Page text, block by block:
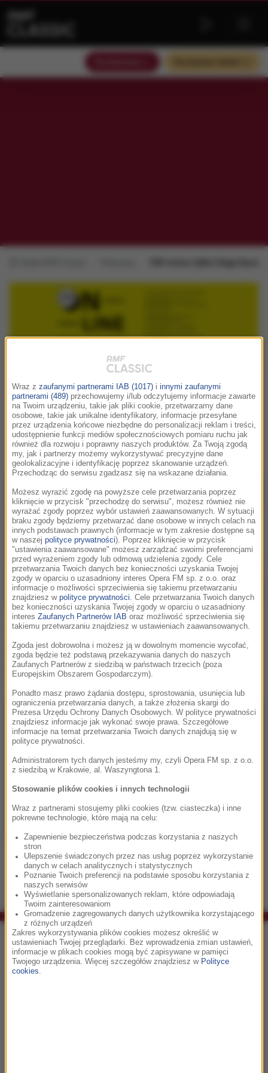
FMF online | Q&A | Diego Navarro
Dzisiejszym gościem naszego Q&A jest Dyrektor
Artystyczny Fimucité, jeden z największych przyjaciół
naszego festiwalu, Ambasador FMF, kompozytor,
dyrygent – Diego Navarro!
Rozmowę poprowadziła Jadwiga Polus z RMF Classic :)
Dziś o 20.00 zapraszamy na retransmisję koncertu All Is Film
Music: 10. FMF Gala Jubileuszowa (2017) z udziałem Diego
Navarro!
Co było grane w RMF Classic?
04:48
Wraz z zaufanymi partnerami IAB (1017) i innymi zaufanymi
partnerami (489) przechowujemy i/lub odczytujemy informacje zawarte
na Twoim urządzeniu, takie jak pliki cookie, przetwarzamy dane
osobowe, takie jak unikalne identyfikatory, informacje przesyłane
przez urządzenia końcowe niezbędne do personalizacji reklam i treści,
udostępnienie funkcji mediów społecznościowych pomiaru ruchu jak
również dla rozwoju i poprawny naszych produktów. Za Twoją zgodą
my, jak i partnerzy możemy wykorzystywać precyzyjne dane
geolokalizacyjne i identyfikację poprzez skanowanie urządzeń.
Przechodząc do serwisu zgadzasz się na wskazane działania.
Możesz wyrazić zgodę na powyższe cele przetwarzania poprzez
kliknięcie w przycisk "przechodzę do serwisu", możesz również nie
wyrażać zgody poprzez wybór ustawień zaawansowanych. W sytuacji
braku zgody będziemy przetwarzać dane osobowe w innych celach na
innych podstawach prawnych (informacje w tym zakresie dostępne są
w naszej polityce prywatności). Poprzez kliknięcie w przycisk
"ustawienia zaawansowane" możesz zarządzać swoimi preferencjami
przed wyrażeniem zgody lub odmową udzielenia zgody. Cele
przetwarzania Twoich danych bez konieczności uzyskania Twojej
zgody w oparciu o uzasadniony interes Opera FM sp. z o.o. oraz
informacje o możliwości sprzeciwienia się takiemu przetwarzaniu
znajdziesz w polityce prywatności. Cele przetwarzania Twoich danych
bez konieczności uzyskania Twojej zgody w oparciu o uzasadniony
interes Zaufanych Partnerów IAB oraz możliwość sprzeciwienia się
takiemu przetwarzaniu znajdziesz w ustawieniach zaawansowanych.
Zgoda jest dobrowolna i możesz ją w dowolnym momencie wycofać,
zgoda będzie też podstawą przekazywania danych do naszych
Zaufanych Partnerów z siedzibą w państwach trzecich (poza
Europejskim Obszarem Gospodarczym).
Ponadto masz prawo żądania dostępu, sprostowania, usunięcia lub
ograniczenia przetwarzania danych, a także złożenia skargi do
Prezesa Urzędu Ochrony Danych Osobowych. W polityce prywatności
znajdziesz informacje jak wykonać swoje prawa. Szczegółowe
informacje na temat przetwarzania Twoich danych znajdują się w
polityce prywatności.
Administratorem tych danych jesteśmy my, czyli Opera FM sp. z o.o.
z siedzibą w Krakowie, al. Waszyngtona 1.
Stosowanie plików cookies i innych technologii
Wraz z partnerami stosujemy pliki cookies (tzw. ciasteczka) i inne
pokrewne technologie, które mają na celu:
Zapewnienie bezpieczeństwa podczas korzystania z naszych
stron
Ulepszenie świadczonych przez nas usług poprzez wykorzystanie
danych w celach analitycznych i statystycznych
Poznanie Twoich preferencji na podstawie sposobu korzystania z
naszych serwisów
Wyświetlanie spersonalizowanych reklam, które odpowiadają
Twoim zainteresowaniom
Gromadzenie zagregowanych danych użytkownika korzystającego
z różnych urządzeń
Zakres wykorzystywania plików cookies możesz określić w
ustawieniach Twojej przeglądarki. Bez wprowadzenia zmian ustawień,
informacje w plikach cookies mogą być zapisywane w pamięci
Twojego urządzenia. Więcej szczegółów znajdziesz w Polityce
cookies.